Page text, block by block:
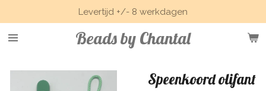
direct
naar
hoofdinhoud
Beads by Chantal
Levertijd +/- 8 werkdagen
Speenkoord olifant